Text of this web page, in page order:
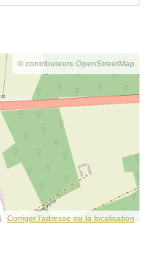
© contributeurs OpenStreetMap
Corriger l’adresse ou la localisation